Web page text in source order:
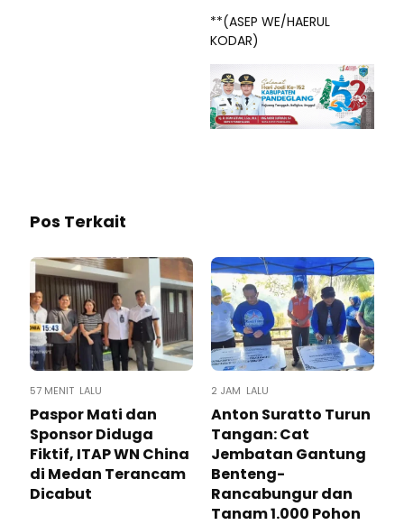
**(ASEP WE/HAERUL
KODAR)
Pos Terkait
57 MENIT LALU
Paspor Mati dan
Sponsor Diduga
Fiktif, ITAP WN China
di Medan Terancam
Dicabut
2 JAM LALU
Anton Suratto Turun
Tangan: Cat
Jembatan Gantung
Benteng-
Rancabungur dan
Tanam 1.000 Pohon